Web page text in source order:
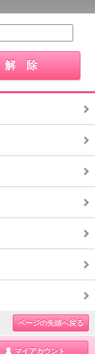
ページの先頭へ戻る
マイアカウント